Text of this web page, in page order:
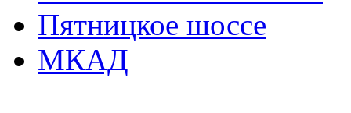
Пятницкое шоссе
МКАД